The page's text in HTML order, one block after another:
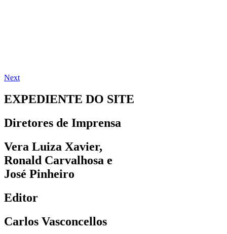
Next
EXPEDIENTE DO SITE
Diretores de Imprensa
Vera Luiza Xavier,
Ronald Carvalhosa e
José Pinheiro
Editor
Carlos Vasconcellos